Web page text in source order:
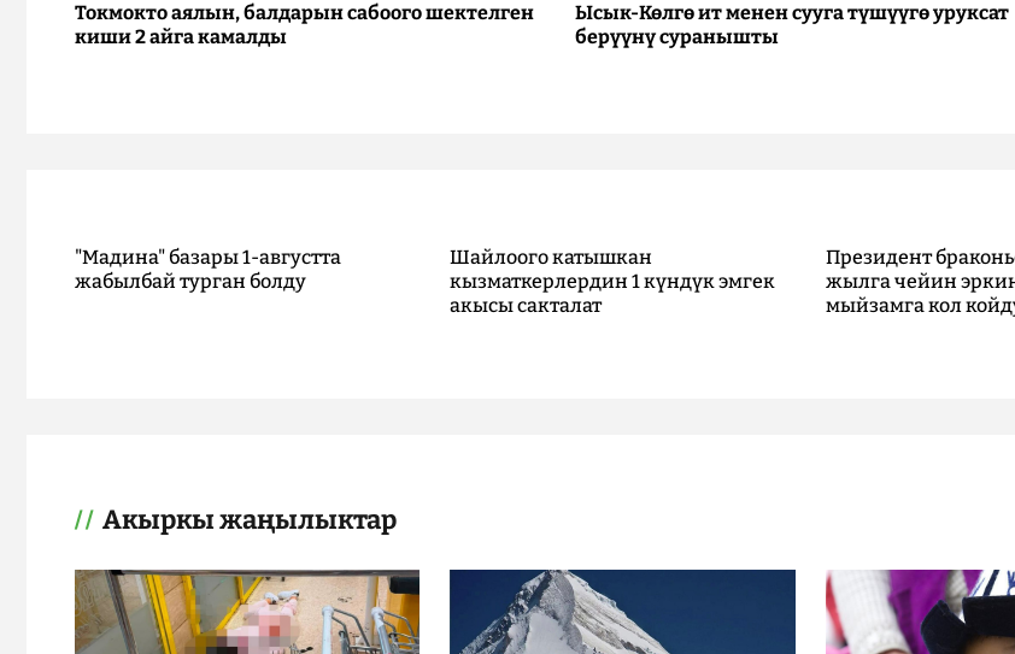
Токмокто аялын, балдарын сабоого шектелген
киши 2 айга камалды
Ысык-Көлгө ит менен сууга түшүүгө уруксат
берүүнү суранышты
"Мадина" базары 1-августта
жабылбай турган болду
Шайлоого катышкан
кызматкерлердин 1 күндүк эмгек
акысы сакталат
Президент
жылга чейин
мыйзамга кол
Акыркы жаңылыктар